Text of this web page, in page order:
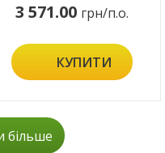
3 571.00 грн/п.о.
КУПИТИ
більше